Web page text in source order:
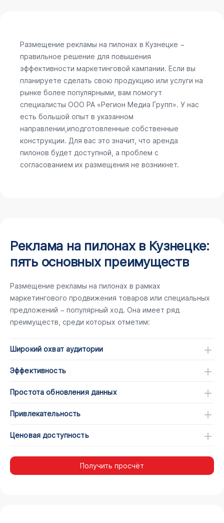
Размещение рекламы на пилонах в Кузнецке −
правильное решение для повышения
эффективности маркетинговой кампании. Если вы
планируете сделать свою продукцию или услуги на
рынке более популярными, вам помогут
специалисты ООО РА «Регион Медиа Групп». У нас
есть большой опыт в указанном
направлении,иподготовленные собственные
конструкции. Для вас это значит, что аренда
пилонов будет доступной, а проблем с
согласованием их размещения не возникнет.
Реклама на пилонах в Кузнецке:
пять основных преимуществ
Размещение рекламы на пилонах в рамках
маркетингового продвижения товаров или специальных
предложений − популярный ход. Она имеет ряд
преимуществ, среди которых отметим:
Широкий охват аудитории
Эффективность
Простота обновления данных
Привлекательность
Ценовая доступность
Получить просчёт